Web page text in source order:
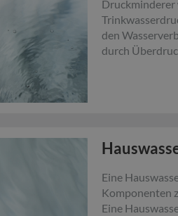
Druckminderer
den
durch
Eine
Komponenten
Eine